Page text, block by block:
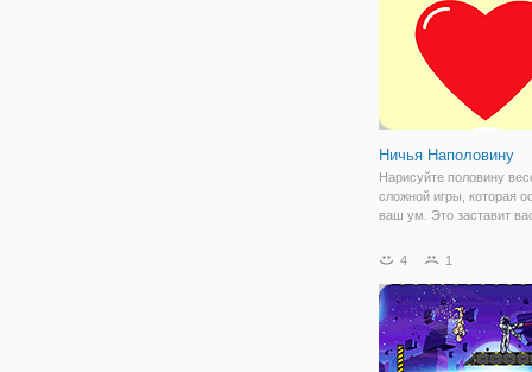
Ничья Наполовину
Нарисуйте половину
сложной игры, которая
ваш ум. Это заставит
и гением, и талантливым
чтобы обдумать
затем нарисуйте
4 1